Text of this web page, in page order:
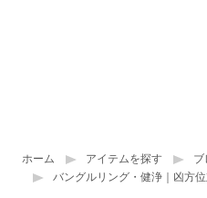
ホーム アイテムを探す
バングルリング・健浄｜凶方